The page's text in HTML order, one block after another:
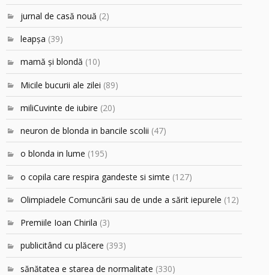
jurnal de casă nouă (2)
leapşa (39)
mamă şi blondă (10)
Micile bucurii ale zilei (89)
miliCuvinte de iubire (20)
neuron de blonda in bancile scolii (47)
o blonda in lume (195)
o copila care respira gandeste si simte (127)
Olimpiadele Comuncării sau de unde a sărit iepurele (12)
Premiile Ioan Chirila (3)
publicitând cu plăcere (393)
sănătatea e starea de normalitate (330)